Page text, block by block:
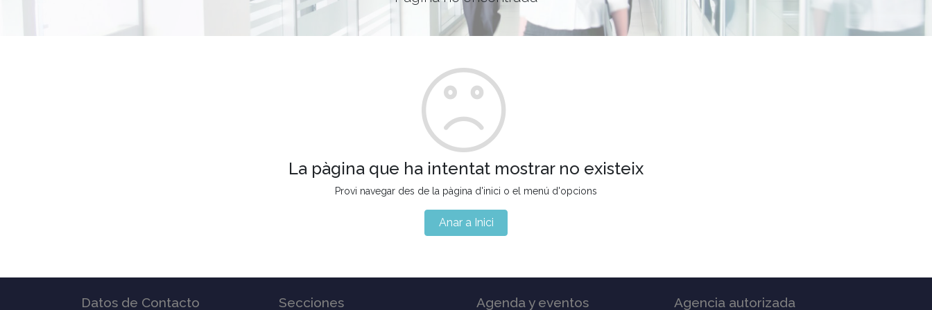
La pàgina que ha intentat mostrar no existeix
Provi navegar des de la pàgina d'inici o el menú d'opcions
Anar a Inici
Datos de Contacto Secciones Agenda y eventos Agencia autorizada